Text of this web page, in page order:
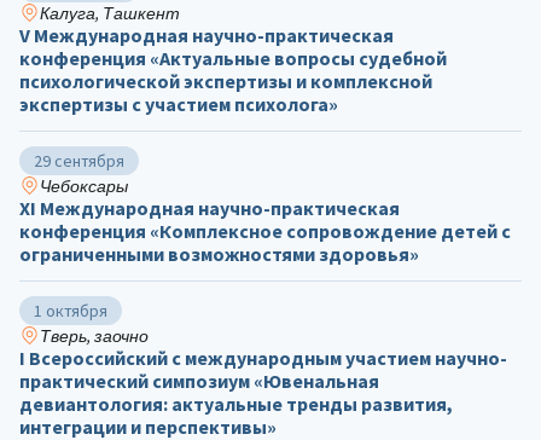
Калуга, Ташкент
V Международная научно-практическая
конференция «Актуальные вопросы судебной
психологической экспертизы и комплексной
экспертизы с участием психолога»
29 сентября
Чебоксары
ХΙ Международная научно-практическая
конференция «Комплексное сопровождение детей с
ограниченными возможностями здоровья»
1 октября
Тверь, заочно
I Всероссийский с международным участием научно-
практический симпозиум «Ювенальная
девиантология: актуальные тренды развития,
интеграции и перспективы»